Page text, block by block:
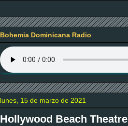
Bohemia Dominicana Radio
lunes, 15 de marzo de 2021
Hollywood Beach Theatre